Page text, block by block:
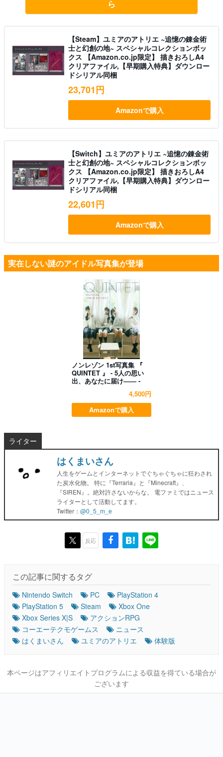
ら
【Steam】ユミアのアトリエ ~追憶の錬金術
士と幻創の地~ スペシャルコレクションボッ
クス 【Amazon.co.jp限定】 描きおろしA4
クリアファイル,【早期購入特典】ダウンロー
ドシリアル同梱
23,701円
Amazonで購入
【Switch】ユミアのアトリエ ~追憶の錬金術
士と幻創の地~ スペシャルコレクションボッ
クス 【Amazon.co.jp限定】 描きおろしA4
クリアファイル,【早期購入特典】ダウンロー
ドシリアル同梱
22,601円
Amazonで購入
実在しない謎のアイドル写真集が登場
ノンレゾン 1st写真集 『
QUINTET 』 - 5人の思い
出、あなたに届け―― -
4,500円
Amazonで購入
ライター
はくまいさん
人生をゲームとインターネットでぐちゃぐちゃに狂わされ
た炭水化物。 特に『Terraria』と『Minecraft』、
『SIREN』。絶対許さないからな。 電ファミではニュース
ライターとして活動してます。
Twitter： @0_5_m_e
反応
この記事に関するタグ
Nintendo Switch PC
PlayStation 4
PlayStation 5
Steam
Xbox One
Xbox Series X|S
アクションRPG
コーエーテクモゲームス
ニュース
はくまいさん
ユミアのアトリエ 体験版
本ページはアフィリエイトプログラムによる収益を得ている場合が
ございます